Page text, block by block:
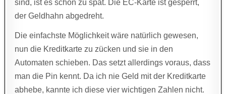
sind, ist es schon zu spät. Die EC-Karte ist gesperrt,
der Geldhahn abgedreht.
Die einfachste Möglichkeit wäre natürlich gewesen,
nun die Kreditkarte zu zücken und sie in den
Automaten schieben. Das setzt allerdings voraus, dass
man die Pin kennt. Da ich nie Geld mit der Kreditkarte
abhebe, kannte ich diese vier wichtigen Zahlen nicht.